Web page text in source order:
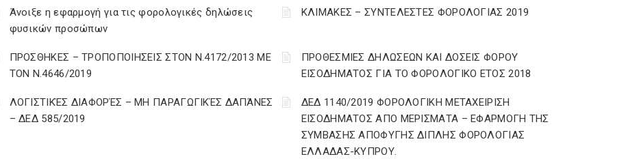
Άνοιξε η εφαρμογή για τις φορολογικές δηλώσεις
φυσικών προσώπων
ΚΛΙΜΑΚΕΣ – ΣΥΝΤΕΛΕΣΤΕΣ ΦΟΡΟΛΟΓΙΑΣ 2019
ΠΡΟΣΘΗΚΕΣ – ΤΡΟΠΟΠΟΙΗΣΕΙΣ ΣΤΟΝ Ν.4172/2013 ΜΕ
ΤΟΝ Ν.4646/2019
ΠΡΟΘΕΣΜΙΕΣ ΔΗΛΩΣΕΩΝ ΚΑΙ ΔΟΣΕΙΣ ΦΟΡΟΥ
ΕΙΣΟΔΗΜΑΤΟΣ ΓΙΑ ΤΟ ΦΟΡΟΛΟΓΙΚΟ ΕΤΟΣ 2018
ΛΟΓΙΣΤΙΚΈΣ ΔΙΑΦΟΡΈΣ – ΜΗ ΠΑΡΑΓΩΓΙΚΈΣ ΔΑΠΆΝΕΣ
– ΔΕΔ 585/2019
ΔΕΔ 1140/2019 ΦΟΡΟΛΟΓΙΚΗ ΜΕΤΑΧΕΙΡΙΣΗ
ΕΙΣΟΔΗΜΑΤΟΣ ΑΠΟ ΜΕΡΙΣΜΑΤΑ – ΕΦΑΡΜΟΓΗ ΤΗΣ
ΣΥΜΒΑΣΗΣ ΑΠΟΦΥΓΗΣ ΔΙΠΛΗΣ ΦΟΡΟΛΟΓΙΑΣ
ΕΛΛΑΔΑΣ-ΚΥΠΡΟΥ.